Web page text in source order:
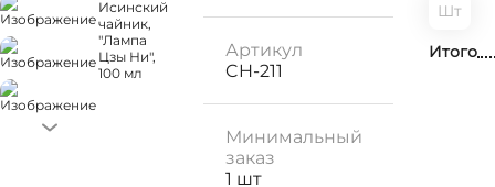
Артикул
CH-211
Минимальный
заказ
1 шт
Шт
Итого